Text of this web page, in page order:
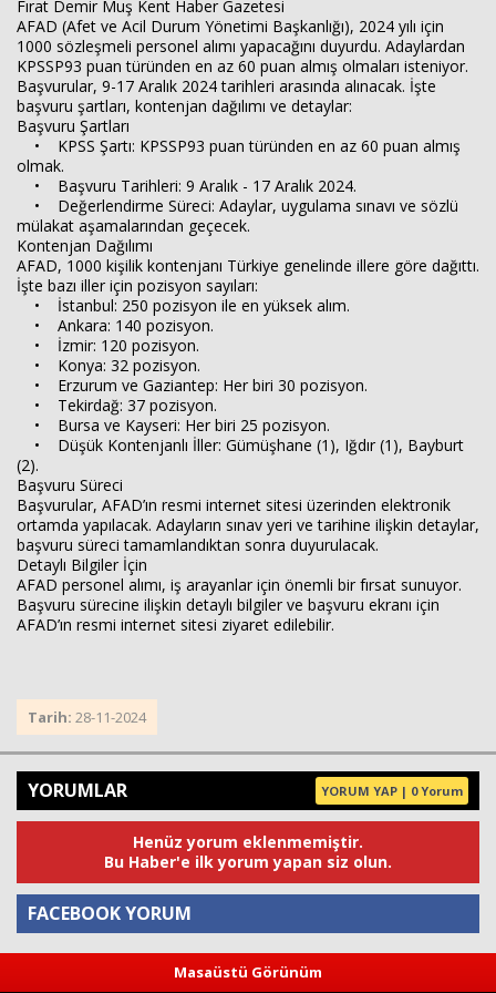
Fırat Demir Muş Kent Haber Gazetesi
AFAD (Afet ve Acil Durum Yönetimi Başkanlığı), 2024 yılı için
1000 sözleşmeli personel alımı yapacağını duyurdu. Adaylardan
KPSSP93 puan türünden en az 60 puan almış olmaları isteniyor.
Başvurular, 9-17 Aralık 2024 tarihleri arasında alınacak. İşte
başvuru şartları, kontenjan dağılımı ve detaylar:
Başvuru Şartları
• KPSS Şartı: KPSSP93 puan türünden en az 60 puan almış
olmak.
• Başvuru Tarihleri: 9 Aralık - 17 Aralık 2024.
• Değerlendirme Süreci: Adaylar, uygulama sınavı ve sözlü
mülakat aşamalarından geçecek.
Kontenjan Dağılımı
AFAD, 1000 kişilik kontenjanı Türkiye genelinde illere göre dağıttı.
İşte bazı iller için pozisyon sayıları:
• İstanbul: 250 pozisyon ile en yüksek alım.
• Ankara: 140 pozisyon.
• İzmir: 120 pozisyon.
• Konya: 32 pozisyon.
• Erzurum ve Gaziantep: Her biri 30 pozisyon.
• Tekirdağ: 37 pozisyon.
• Bursa ve Kayseri: Her biri 25 pozisyon.
• Düşük Kontenjanlı İller: Gümüşhane (1), Iğdır (1), Bayburt
(2).
Başvuru Süreci
Başvurular, AFAD’ın resmi internet sitesi üzerinden elektronik
ortamda yapılacak. Adayların sınav yeri ve tarihine ilişkin detaylar,
başvuru süreci tamamlandıktan sonra duyurulacak.
Detaylı Bilgiler İçin
AFAD personel alımı, iş arayanlar için önemli bir fırsat sunuyor.
Başvuru sürecine ilişkin detaylı bilgiler ve başvuru ekranı için
AFAD’ın resmi internet sitesi ziyaret edilebilir.
Tarih: 28-11-2024
YORUMLAR YORUM YAP | 0 Yorum
Henüz yorum eklenmemiştir.
Bu Haber'e ilk yorum yapan siz olun.
FACEBOOK YORUM
Yorum
Masaüstü Görünüm
Haberin Doğru Adresi.